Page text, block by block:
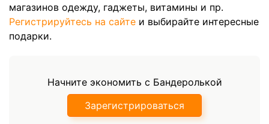
магазинов одежду, гаджеты, витамины и пр.
Регистрируйтесь на сайте и выбирайте интересные
подарки.
Начните экономить с Бандеролькой
Зарегистрироваться